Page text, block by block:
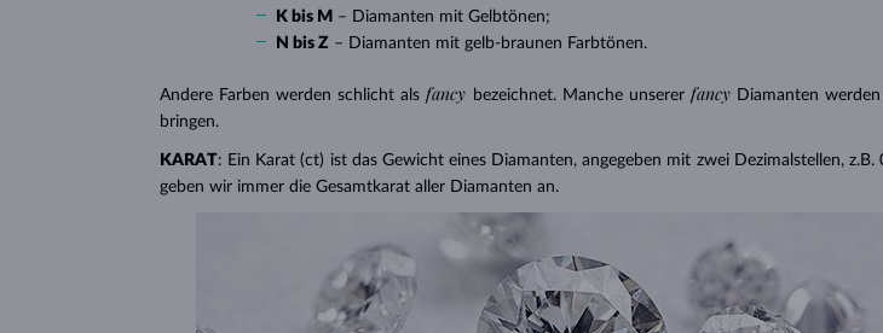
K bis M – Diamanten mit Gelbtönen;
N bis Z – Diamanten mit gelb-braunen Farbtönen.
Andere Farben werden schlicht als fancy bezeichnet. Manche unserer fancy Diamanten
bringen.
KARAT: Ein Karat (ct) ist das Gewicht eines Diamanten, angegeben mit zwei Dezimalstellen, z.B.
geben wir immer die Gesamtkarat aller Diamanten an.